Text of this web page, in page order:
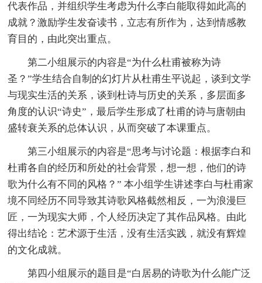
代表作品，并组织学生考虑为什么李白能取得如此高的
成就？激励学生发奋读书，立志有所作为，达到情感教
育目的，由此突出重点。
第二小组展示的内容是“为什么杜甫被称为诗
圣？”学生结合自制的幻灯片从杜甫生平说起，谈到文学
与现实生活的关系，谈到杜诗与历史的关系，多层面多
角度的认识“诗史”，最后学生形成了杜甫的诗与唐朝由
盛转衰关系的总体认识，从而突破了本课重点。
第三小组展示的内容是“思考与讨论题：根据李白和
杜甫各自的经历和所处的社会背景，想一想，他们的诗
歌为什么有不同的风格？” 本小组学生讲述李白与杜甫家
境不同经历不同导致其诗歌风格截然相反，一为浪漫巨
匠，一为现实大师，个人经历决定了其作品风格。由此
得出结论：艺术源于生活，没有生活实践，就没有辉煌
的文化成就。
第四小组展示的题目是“白居易的诗歌为什么能广泛